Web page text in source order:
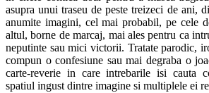
asupra unui traseu de peste treizeci de ani,
anumite imagini, cel mai probabil, pe cele
altul, borne de marcaj, mai ales pentru ca
neputinte sau mici victorii. Tratate parodic,
compun o confesiune sau mai degraba o
carte-reverie in care intrebarile isi cauta
spatiul ingust dintre imagine si multiplele ei